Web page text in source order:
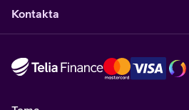
Kontakta